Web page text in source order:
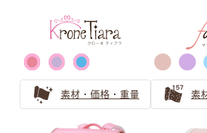
選び方
【水色ランドセル】萬勇鞄の誇る唯一
ンナップを一覧紹介！
水色のランドセルの選び方！人気上昇
水色のランドセルは可愛らしい女の子
素材・価格・重量 素